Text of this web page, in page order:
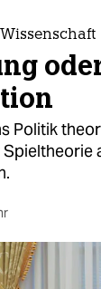
Politik